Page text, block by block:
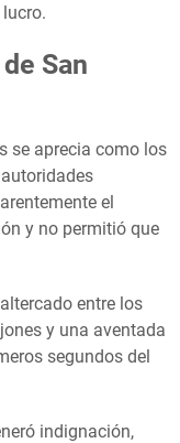
San
se aprecia como los
el
y no permitió que
entre los
y una aventada
segundos del
indignación,